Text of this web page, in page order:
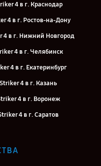
4 в г. Краснодар
4 в г. Ростов-на-Дону
4 в г. Нижний Новгород
4 в г. Челябинск
4 в г. Екатеринбург
4 в г. Казань
4 в г. Воронеж
4 в г. Саратов
4 в г. Киров